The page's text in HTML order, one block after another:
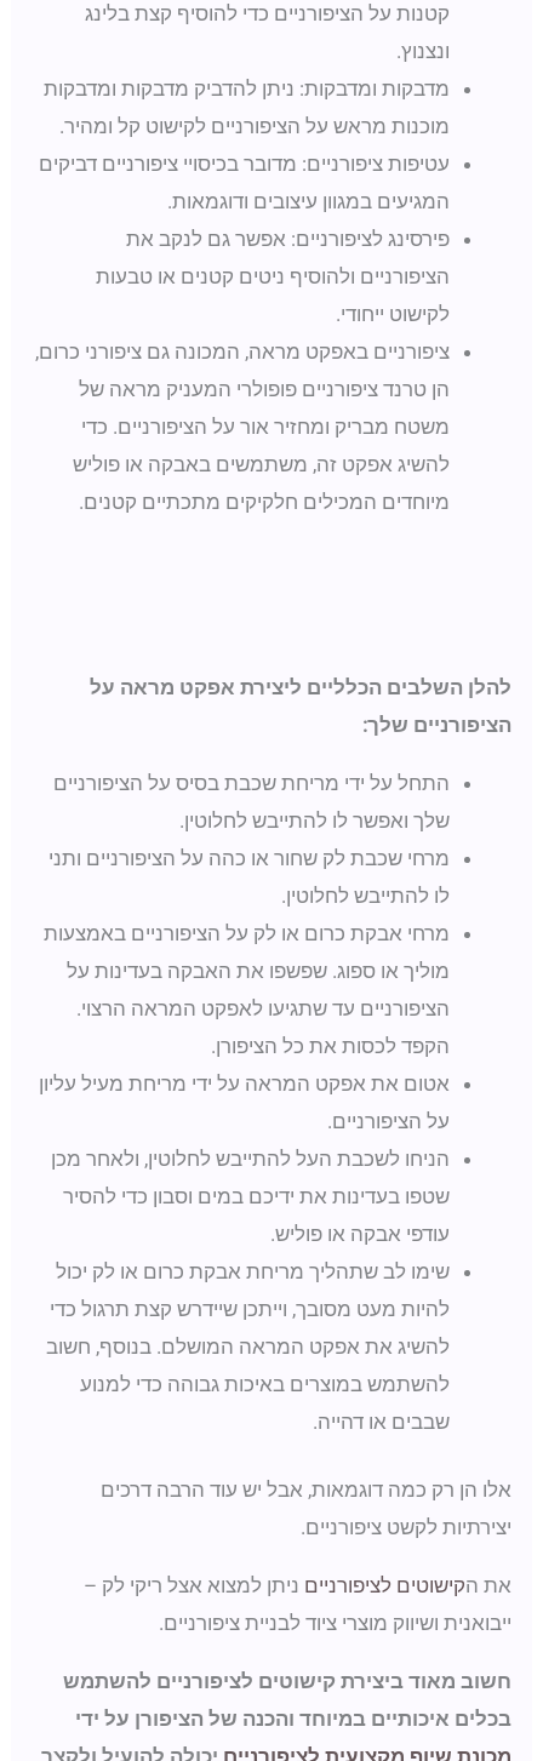
קטנות על הציפורניים כדי להוסיף קצת בלינג
ונצנוץ.
מדבקות ומדבקות: ניתן להדביק מדבקות ומדבקות
מוכנות מראש על הציפורניים לקישוט קל ומהיר.
עטיפות ציפורניים: מדובר בכיסויי ציפורניים דביקים
המגיעים במגוון עיצובים ודוגמאות.
פירסינג לציפורניים: אפשר גם לנקב את
הציפורניים ולהוסיף ניטים קטנים או טבעות
לקישוט ייחודי.
ציפורניים באפקט מראה, המכונה גם ציפורני כרום,
הן טרנד ציפורניים פופולרי המעניק מראה של
משטח מבריק ומחזיר אור על הציפורניים. כדי
להשיג אפקט זה, משתמשים באבקה או פוליש
מיוחדים המכילים חלקיקים מתכתיים קטנים.
להלן השלבים הכלליים ליצירת אפקט מראה על
הציפורניים שלך:
התחל על ידי מריחת שכבת בסיס על הציפורניים
שלך ואפשר לו להתייבש לחלוטין.
מרחי שכבת לק שחור או כהה על הציפורניים ותני
לו להתייבש לחלוטין.
מרחי אבקת כרום או לק על הציפורניים באמצעות
מוליך או ספוג. שפשפו את האבקה בעדינות על
הציפורניים עד שתגיעו לאפקט המראה הרצוי.
הקפד לכסות את כל הציפורן.
אטום את אפקט המראה על ידי מריחת מעיל עליון
על הציפורניים.
הניחו לשכבת העל להתייבש לחלוטין, ולאחר מכן
שטפו בעדינות את ידיכם במים וסבון כדי להסיר
עודפי אבקה או פוליש.
שימו לב שתהליך מריחת אבקת כרום או לק יכול
להיות מעט מסובך, וייתכן שיידרש קצת תרגול כדי
להשיג את אפקט המראה המושלם. בנוסף, חשוב
להשתמש במוצרים באיכות גבוהה כדי למנוע
שבבים או דהייה.
אלו הן רק כמה דוגמאות, אבל יש עוד הרבה דרכים
יצירתיות לקשט ציפורניים.
את הקישוטים לציפורניים ניתן למצוא אצל ריקי לק –
ייבואנית ושיווק מוצרי ציוד לבניית ציפורניים.
חשוב מאוד ביצירת קישוטים לציפורניים להשתמש
בכלים איכותיים במיוחד והכנה של הציפורן על ידי